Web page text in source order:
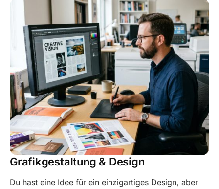
Grafikgestaltung & Design
Du hast eine Idee für ein einzigartiges Design, aber